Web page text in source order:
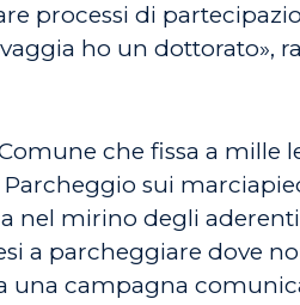
processi di
ho un dottorato»,
che fissa a mille
sui
nel mirino degli
a parcheggiare dove
una campagna